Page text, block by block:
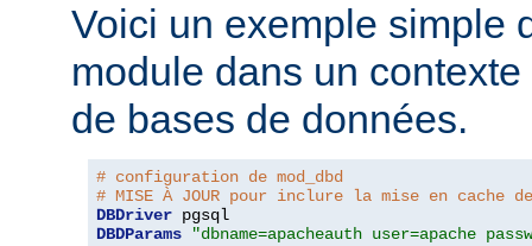
Voici un exemple simple
module dans un
de bases de données.
# configuration de mod_dbd
# MISE À JOUR pour inclure la mise en
DBDriver
DBDParams
"dbname=apacheauth user=apache